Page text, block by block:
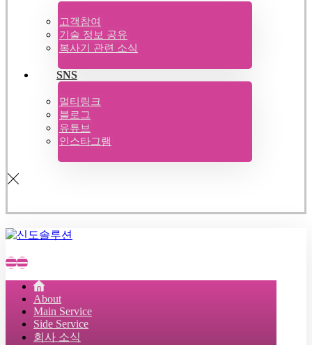
고객참여
기술 정보 공유
복사기 관련 소식
SNS
멀티링크
블로그
유튜브
인스타그램
About
Main Service
Side Service
회사 소식